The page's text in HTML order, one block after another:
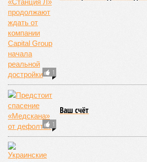
1
1
Ваш счёт